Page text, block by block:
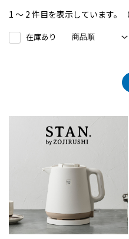
1 ～ 2 件目を表示しています。（
在庫あり